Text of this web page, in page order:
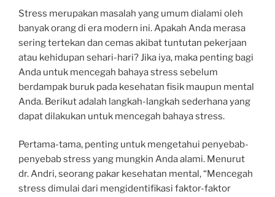
Stress merupakan masalah yang umum dialami oleh
banyak orang di era modern ini. Apakah Anda merasa
sering tertekan dan cemas akibat tuntutan pekerjaan
atau kehidupan sehari-hari? Jika iya, maka penting bagi
Anda untuk mencegah bahaya stress sebelum
berdampak buruk pada kesehatan fisik maupun mental
Anda. Berikut adalah langkah-langkah sederhana yang
dapat dilakukan untuk mencegah bahaya stress.
Pertama-tama, penting untuk mengetahui penyebab-
penyebab stress yang mungkin Anda alami. Menurut
dr. Andri, seorang pakar kesehatan mental, “Mencegah
stress dimulai dari mengidentifikasi faktor-faktor